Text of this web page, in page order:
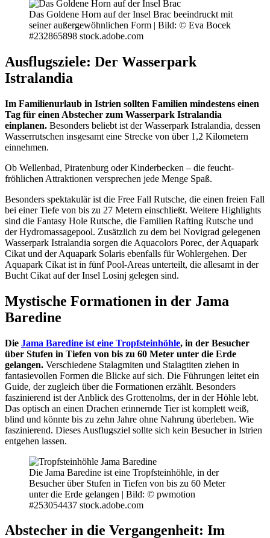
Das Goldene Horn auf der Insel Brac beeindruckt mit
seiner außergewöhnlichen Form | Bild: © Eva Bocek
#232865898 stock.adobe.com
Ausflugsziele: Der Wasserpark
Istralandia
Im Familienurlaub in Istrien sollten Familien mindestens einen
Tag für einen Abstecher zum Wasserpark Istralandia
einplanen. Besonders beliebt ist der Wasserpark Istralandia, dessen
Wasserrutschen insgesamt eine Strecke von über 1,2 Kilometern
einnehmen.
Ob Wellenbad, Piratenburg oder Kinderbecken – die feucht-
fröhlichen Attraktionen versprechen jede Menge Spaß.
Besonders spektakulär ist die Free Fall Rutsche, die einen freien Fall
bei einer Tiefe von bis zu 27 Metern einschließt. Weitere Highlights
sind die Fantasy Hole Rutsche, die Familien Rafting Rutsche und
der Hydromassagepool. Zusätzlich zu dem bei Novigrad gelegenen
Wasserpark Istralandia sorgen die Aquacolors Porec, der Aquapark
Cikat und der Aquapark Solaris ebenfalls für Wohlergehen. Der
Aquapark Cikat ist in fünf Pool-Areas unterteilt, die allesamt in der
Bucht Cikat auf der Insel Losinj gelegen sind.
Mystische Formationen in der Jama
Baredine
Die Jama Baredine ist eine Tropfsteinhöhle, in der Besucher
über Stufen in Tiefen von bis zu 60 Meter unter die Erde
gelangen. Verschiedene Stalagmiten und Stalagtiten ziehen in
fantasievollen Formen die Blicke auf sich. Die Führungen leitet ein
Guide, der zugleich über die Formationen erzählt. Besonders
faszinierend ist der Anblick des Grottenolms, der in der Höhle lebt.
Das optisch an einen Drachen erinnernde Tier ist komplett weiß,
blind und könnte bis zu zehn Jahre ohne Nahrung überleben. Wie
faszinierend. Dieses Ausflugsziel sollte sich kein Besucher in Istrien
entgehen lassen.
Die Jama Baredine ist eine Tropfsteinhöhle, in der
Besucher über Stufen in Tiefen von bis zu 60 Meter
unter die Erde gelangen | Bild: © pwmotion
#253054437 stock.adobe.com
Abstecher in die Vergangenheit: Im